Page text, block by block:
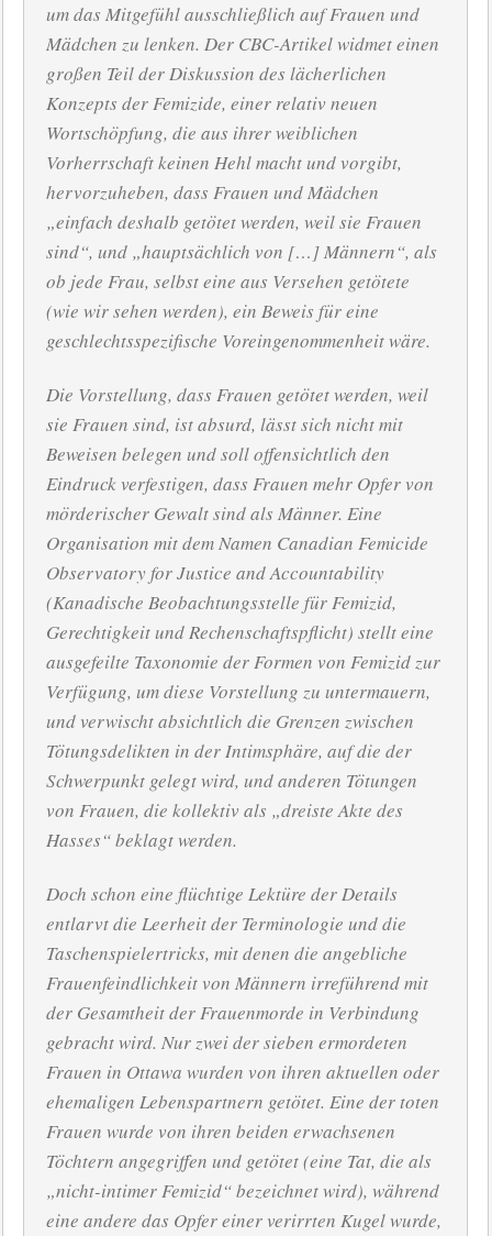
um das Mitgefühl ausschließlich auf Frauen und
Mädchen zu lenken. Der CBC-Artikel widmet einen
großen Teil der Diskussion des lächerlichen
Konzepts der Femizide, einer relativ neuen
Wortschöpfung, die aus ihrer weiblichen
Vorherrschaft keinen Hehl macht und vorgibt,
hervorzuheben, dass Frauen und Mädchen
„einfach deshalb getötet werden, weil sie Frauen
sind“, und „hauptsächlich von […] Männern“, als
ob jede Frau, selbst eine aus Versehen getötete
(wie wir sehen werden), ein Beweis für eine
geschlechtsspezifische Voreingenommenheit wäre.
Die Vorstellung, dass Frauen getötet werden, weil
sie Frauen sind, ist absurd, lässt sich nicht mit
Beweisen belegen und soll offensichtlich den
Eindruck verfestigen, dass Frauen mehr Opfer von
mörderischer Gewalt sind als Männer. Eine
Organisation mit dem Namen Canadian Femicide
Observatory for Justice and Accountability
(Kanadische Beobachtungsstelle für Femizid,
Gerechtigkeit und Rechenschaftspflicht) stellt eine
ausgefeilte Taxonomie der Formen von Femizid zur
Verfügung, um diese Vorstellung zu untermauern,
und verwischt absichtlich die Grenzen zwischen
Tötungsdelikten in der Intimsphäre, auf die der
Schwerpunkt gelegt wird, und anderen Tötungen
von Frauen, die kollektiv als „dreiste Akte des
Hasses“ beklagt werden.
Doch schon eine flüchtige Lektüre der Details
entlarvt die Leerheit der Terminologie und die
Taschenspielertricks, mit denen die angebliche
Frauenfeindlichkeit von Männern irreführend mit
der Gesamtheit der Frauenmorde in Verbindung
gebracht wird. Nur zwei der sieben ermordeten
Frauen in Ottawa wurden von ihren aktuellen oder
ehemaligen Lebenspartnern getötet. Eine der toten
Frauen wurde von ihren beiden erwachsenen
Töchtern angegriffen und getötet (eine Tat, die als
„nicht-intimer Femizid“ bezeichnet wird), während
eine andere das Opfer einer verirrten Kugel wurde,